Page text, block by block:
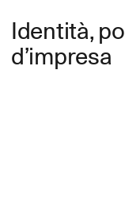
Identità,
d’impresa